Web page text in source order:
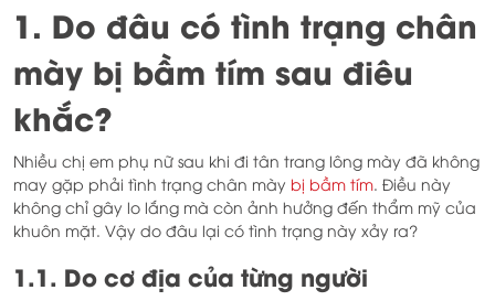
1. Do đâu có tình trạng chân
mày bị bầm tím sau điêu
khắc?
Nhiều chị em phụ nữ sau khi đi tân trang lông mày đã không
may gặp phải tình trạng chân mày bị bầm tím. Điều này
không chỉ gây lo lắng mà còn ảnh hưởng đến thẩm mỹ của
khuôn mặt. Vậy do đâu lại có tình trạng này xảy ra?
1.1. Do cơ địa của từng người